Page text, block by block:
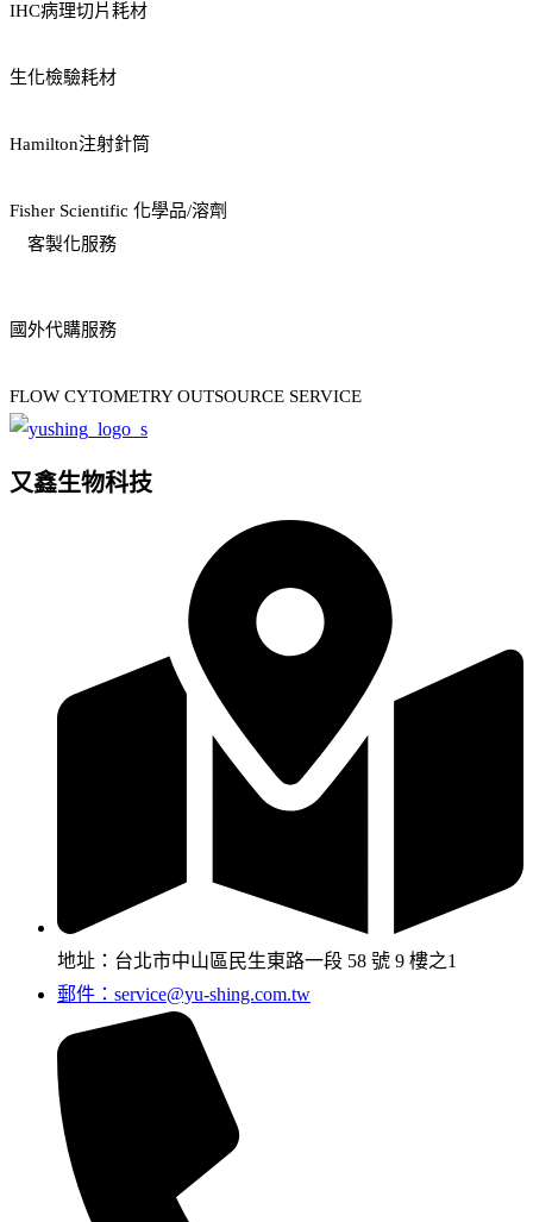
IHC病理切片耗材
生化檢驗耗材
Hamilton注射針筒
Fisher Scientific 化學品/溶劑
客製化服務
國外代購服務
FLOW CYTOMETRY OUTSOURCE SERVICE
又鑫生物科技
地址：台北市中山區民生東路一段 58 號 9 樓之1
郵件：service@yu-shing.com.tw